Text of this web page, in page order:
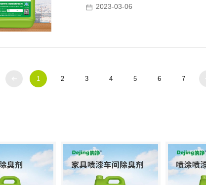
2023-03-06
1 2 3 4 5 6 7